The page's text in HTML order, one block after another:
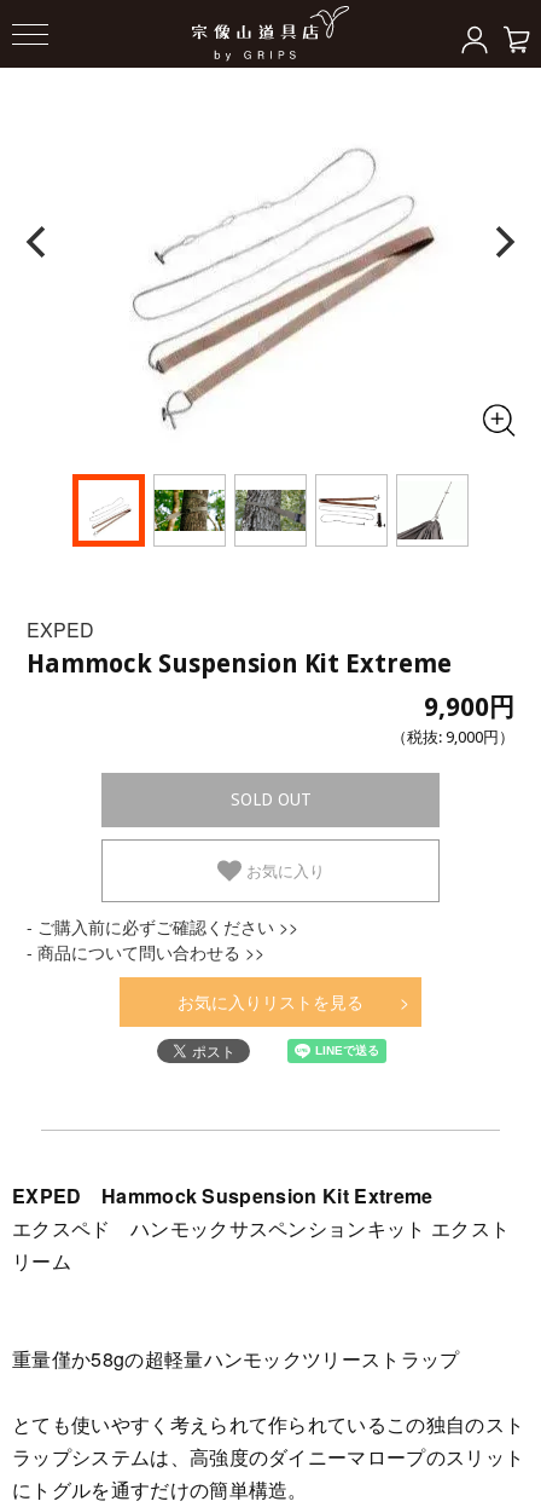
ハンモックツール
EXPED
Hammock Suspension Kit Extreme
9,900円
（税抜: 9,000円 ）
SOLD OUT
お気に入り
- ご購入前に必ずご確認ください >>
- 商品について問い合わせる >>
お気に入りリストを見る
EXPED Hammock Suspension Kit Extreme
エクスペド ハンモックサスペンションキット エクスト
リーム
重量僅か58gの超軽量ハンモックツリーストラップ
とても使いやすく考えられて作られているこの独自のスト
ラップシステムは、高強度のダイニーマロープのスリット
にトグルを通すだけの簡単構造。